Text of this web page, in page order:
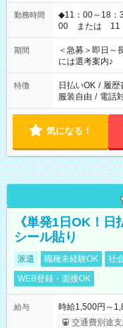
勤務時間
◆11：00～18：
00 または 11：30～18：30
ば前職が、 在宅
スタッフ スイ
業界から入社し
期間
＜急募＞即日～
には選考案内♪
特徴 日払いOK / 履歴
服装自由 / 電話
気になる！
《単発1日OK！
シール貼り
派遣 職種未経験OK 社
WEB登録・面接OK
給与
時給1,500円～
交通費別途支